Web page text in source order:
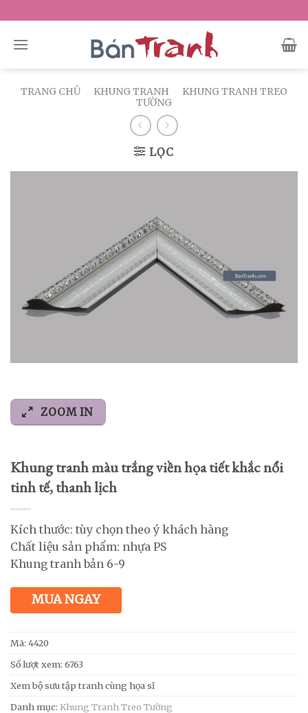
to
content
TRANG CHỦ KHUNG TRANH
KHUNG TRANH TREO
TƯỜNG
LỌC
ZOOM IN
Khung tranh màu trắng viền họa tiết khắc nổi
tinh tế, thanh lịch
Kích thước: tùy chọn theo ý khách hàng
Chất liệu sản phẩm: nhựa PS
Khung tranh bản 6-9
MUA NGAY
Mã: 4420
Số lượt xem: 6763
Xem bộ sưu tập tranh cùng họa sĩ
Danh mục: Khung Tranh Treo Tường